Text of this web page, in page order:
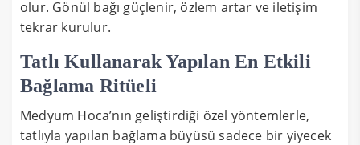
olur. Gönül bağı güçlenir, özlem artar ve iletişim
tekrar kurulur.
Tatlı Kullanarak Yapılan En Etkili
Bağlama Ritüeli
Medyum Hoca’nın geliştirdiği özel yöntemlerle,
tatlıyla yapılan bağlama büyüsü sadece bir yiyecek